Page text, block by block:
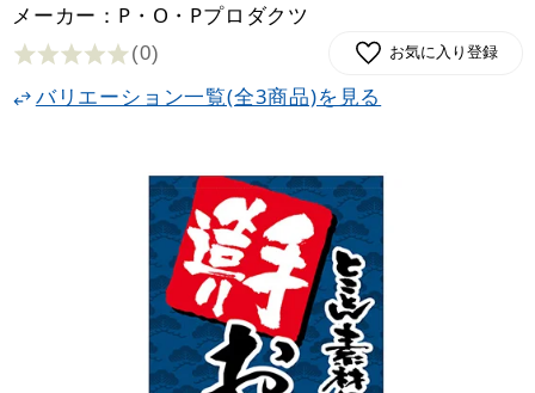
メーカー：P・O・Pプロダクツ
(0) お気に入り登録
バリエーション一覧(全3商品)を見る